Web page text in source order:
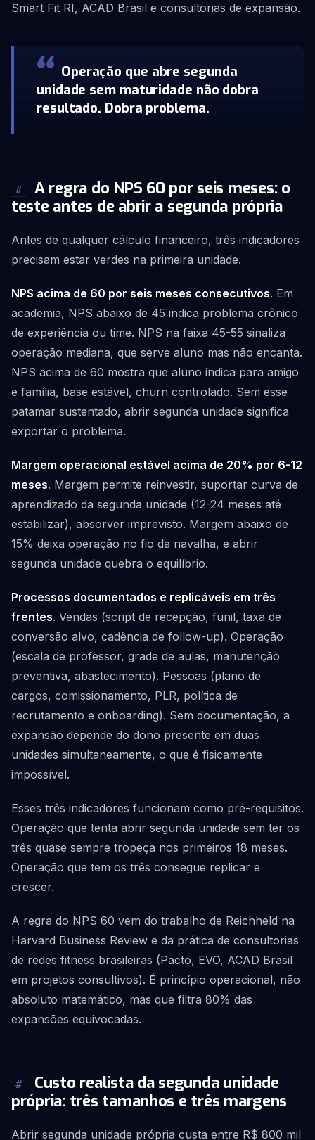
Smart Fit RI, ACAD Brasil e consultorias de expansão.
Operação que abre segunda
unidade sem maturidade não dobra
resultado. Dobra problema.
#
A regra do NPS 60 por seis meses: o
teste antes de abrir a segunda própria
Antes de qualquer cálculo financeiro, três indicadores
precisam estar verdes na primeira unidade.
NPS acima de 60 por seis meses consecutivos. Em
academia, NPS abaixo de 45 indica problema crônico
de experiência ou time. NPS na faixa 45-55 sinaliza
operação mediana, que serve aluno mas não encanta.
NPS acima de 60 mostra que aluno indica para amigo
e família, base estável, churn controlado. Sem esse
patamar sustentado, abrir segunda unidade significa
exportar o problema.
Margem operacional estável acima de 20% por 6-12
meses. Margem permite reinvestir, suportar curva de
aprendizado da segunda unidade (12-24 meses até
estabilizar), absorver imprevisto. Margem abaixo de
15% deixa operação no fio da navalha, e abrir
segunda unidade quebra o equilíbrio.
Processos documentados e replicáveis em três
frentes. Vendas (script de recepção, funil, taxa de
conversão alvo, cadência de follow-up). Operação
(escala de professor, grade de aulas, manutenção
preventiva, abastecimento). Pessoas (plano de
cargos, comissionamento, PLR, política de
recrutamento e onboarding). Sem documentação, a
expansão depende do dono presente em duas
unidades simultaneamente, o que é fisicamente
impossível.
Esses três indicadores funcionam como pré-requisitos.
Operação que tenta abrir segunda unidade sem ter os
três quase sempre tropeça nos primeiros 18 meses.
Operação que tem os três consegue replicar e
crescer.
A regra do NPS 60 vem do trabalho de Reichheld na
Harvard Business Review e da prática de consultorias
de redes fitness brasileiras (Pacto, EVO, ACAD Brasil
em projetos consultivos). É princípio operacional, não
absoluto matemático, mas que filtra 80% das
expansões equivocadas.
#
Custo realista da segunda unidade
própria: três tamanhos e três margens
Abrir segunda unidade própria custa entre R$ 800 mil